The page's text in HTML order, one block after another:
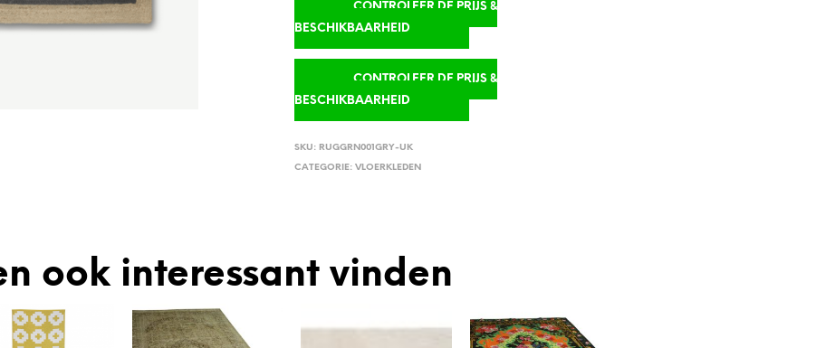
CONTROLEER DE PRIJS &
BESCHIKBAARHEID
CONTROLEER DE PRIJS &
BESCHIKBAARHEID
SKU: RUGGRN001GRY-UK
CATEGORIE:VLOERKLEDEN
ook interessant vinden